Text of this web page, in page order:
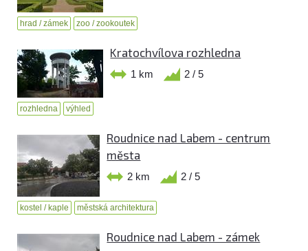
hrad / zámek zoo / zookoutek
Kratochvílova rozhledna
1 km 2 / 5
rozhledna výhled
Roudnice nad Labem - centrum
města
2 km 2 / 5
kostel / kaple městská architektura
Roudnice nad Labem - zámek